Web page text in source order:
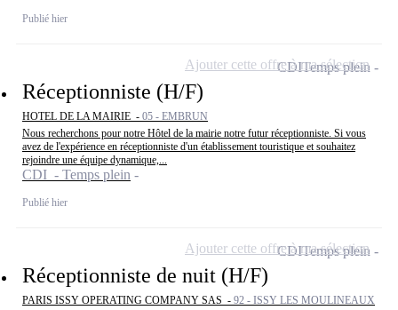
Publié hier
Réceptionniste (H/F)
HOTEL DE LA MAIRIE - 05 - EMBRUN
Nous recherchons pour notre Hôtel de la mairie notre futur réceptionniste. Si vous
avez de l'expérience en réceptionniste d'un établissement touristique et souhaitez
rejoindre une équipe dynamique,...
CDI - Temps plein
Publié hier
CDITemps plein
Ajouter cette offre à ma sélection
Réceptionniste de nuit (H/F)
PARIS ISSY OPERATING COMPANY SAS - 92 - ISSY LES MOULINEAUX
CDITemps plein
Ajouter cette offre à ma sélection